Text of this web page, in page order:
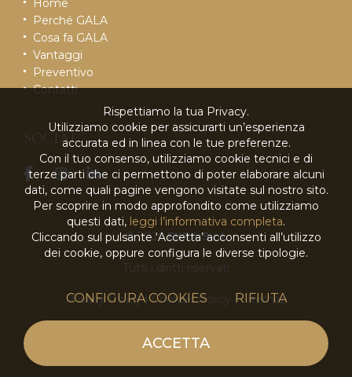
Perché GALA
Cosa fa GALA
Vantaggi
Preventivo
Contatti
SOCIAL
© 2026EKRA S.r.l.
Tutti i diritti riservati
Privacy Policy|Cookies Policy |Sitemap
Rispettiamo la tua Privacy.
Utilizziamo cookie per assicurarti un’esperienza
accurata ed in linea con le tue preferenze.
Con il tuo consenso, utilizziamo cookie tecnici e di
terze parti che ci permettono di poter elaborare alcuni
dati, come quali pagine vengono visitate sul nostro sito.
Per scoprire in modo approfondito come utilizziamo
questi dati, leggi l’informativa completa.
Cliccando sul pulsante ‘Accetta’ acconsenti all’utilizzo
dei cookie, oppure configura le diverse tipologie.
CONFIGURA COOKIES RIFIUTA
ACCETTA